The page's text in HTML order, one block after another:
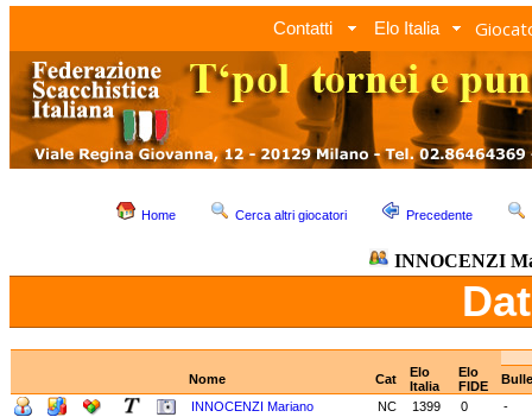
Contatti Elo Italia
Home Cerca altri giocatori Precedente
INNOCENZI
Nome Cat
Elo
Italia
Elo
FIDE
INNOCENZI Mariano
NC 1399 0
-